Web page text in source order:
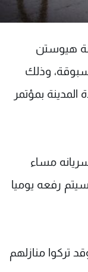
هيوستن
وذلك
بمؤتمر
مساء
من الساعة 05،00 ت غ وسيتم رفعه يوميا
تركوا منازلهم